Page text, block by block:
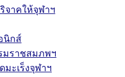
จาคให้จุฬาฯ
นิกส์
มราชสมภพฯ
ะเร็งจุฬาฯ